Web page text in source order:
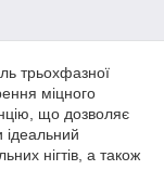
трьохфазної
міцного
що дозволяє
ідеальний
нігтів, а також